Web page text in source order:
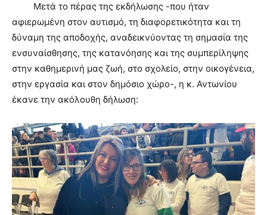
Μετά το πέρας της εκδήλωσης -που ήταν
αφιερωμένη στον αυτισμό, τη διαφορετικότητα και τη
δύναμη της αποδοχής, αναδεικνύοντας τη σημασία της
ενσυναίσθησης, της κατανόησης και της συμπερίληψης
στην καθημερινή μας ζωή, στο σχολείο, στην οικογένεια,
στην εργασία και στον δημόσιο χώρο-, η κ. Αντωνίου
έκανε την ακόλουθη δήλωση: